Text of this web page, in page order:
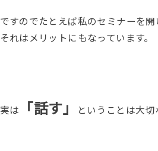
ですのでたとえば私のセミナーを
それはメリットにもなっています。
実は 「話す」 ということは大切